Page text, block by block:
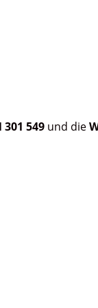
301 549 und die